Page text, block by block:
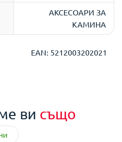
АКСЕСОАРИ ЗА
КАМИНА
EAN: 5212003202021
ви също